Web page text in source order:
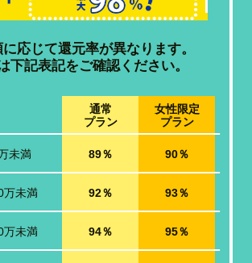
応じて還元率が異なります。
下記表記をご確認ください。
通常
プラン
女性限定
プラン
未満 89％ 90％
万未満 92％ 93％
万未満 94％ 95％